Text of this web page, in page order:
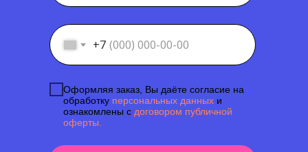
+7
Оформляя заказ, Вы даёте согласие на
обработку персональных данных и
ознакомлены с договором публичной
оферты.